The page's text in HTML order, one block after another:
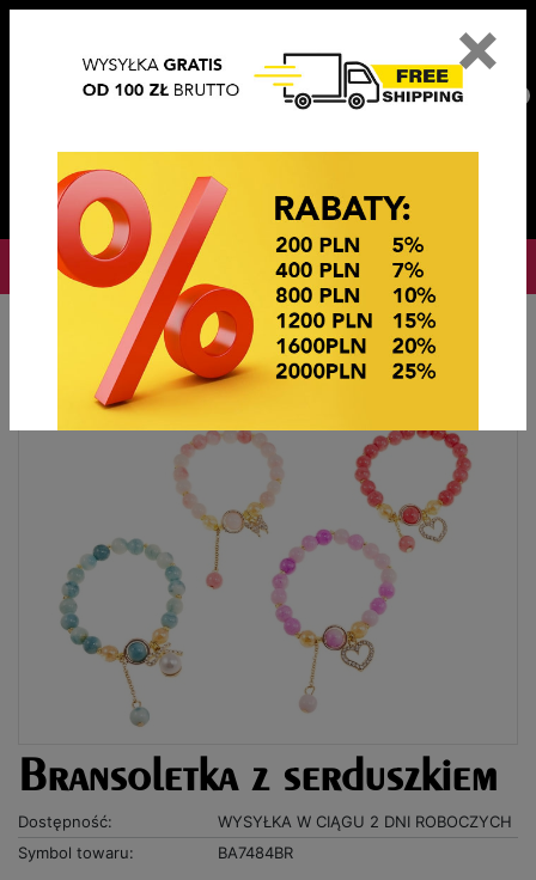
OKAZJE CENOWE! OKAZJE CENOWE!
Strona główna Biżuteria sztuczna Bransoletki
Bransoletka z serduszkiem
Dostępność:
WYSYŁKA W CIĄGU 2 DNI ROBOCZYCH
Symbol towaru:
BA7484BR
×